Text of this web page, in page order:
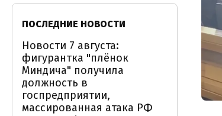
ПОСЛЕДНИЕ НОВОСТИ
Новости 7 августа:
фигурантка "плёнок
Миндича" получила
должность в
госпредприятии,
массированная атака РФ